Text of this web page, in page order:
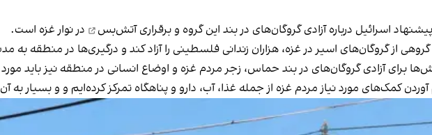
اسرائیل درباره آزادی گروگان‌های در بند این گروه و برقراری آتش‌بس
در نوار غزه است.
از گروگان‌های اسیر در غزه، هزاران زندانی فلسطینی را آزاد کند و درگیری‌ها در منطقه به مدت ۴۰ روز متوقف
برای آزادی گروگان‌های در بند حماس، زجر مردم غزه و اوضاع انسانی در منطقه نیز باید مورد
کمک‌های مورد نیاز مردم غزه از جمله غذا، آب، دارو و پناهگاه تمرکز کرده‌ایم و و بسیار به